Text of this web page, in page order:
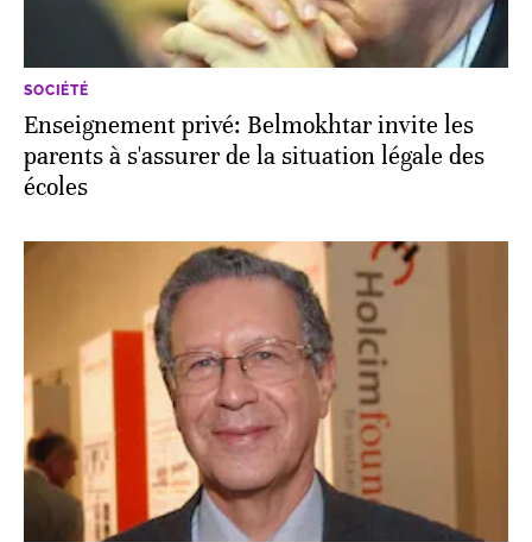
SOCIÉTÉ
Enseignement privé: Belmokhtar invite les
parents à s'assurer de la situation légale des
écoles